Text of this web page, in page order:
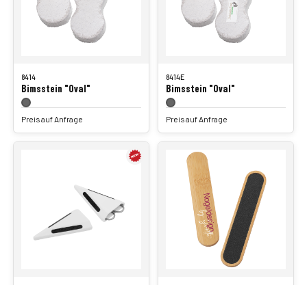
8414
Bimsstein "Oval"
Preis auf Anfrage
8414E
Bimsstein "Oval"
Preis auf Anfrage